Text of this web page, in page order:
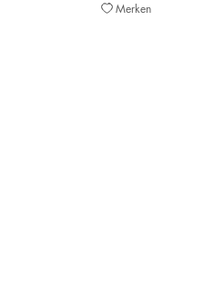
Merken